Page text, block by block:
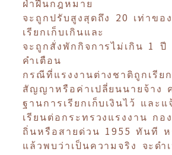
ฝ่าฝืนกฎหมาย
จะถูกปรับสูงสุดถึง 20 เท่าขอ
เรียกเก็บเกินและ
จะถูกสั่งพักกิจการไม่เกิน 1 ปี
คำเตือน
กรณีที่แรงงานต่างชาติถูกเรีย
สัญญาหรือค่าเปลี่ยนนายจ้าง
ฐานการเรียกเก็บเงินไว้ และแ
เรียนต่อกระทรวงแรงงาน กอ
ถิ่นหรือสายด่วน 1955 ทันที ห
แล้วพบว่าเป็นความจริง จะดำ